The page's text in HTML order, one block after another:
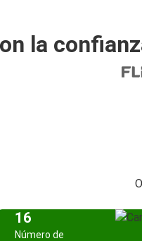
la
16
Número de